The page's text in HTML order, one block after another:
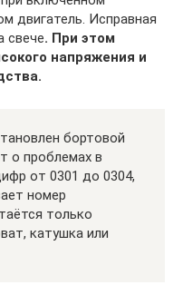
двигатель. Исправная
свече. При этом
напряжения и
бортовой
о проблемах в
от 0301 до 0304,
номер
только
катушка или